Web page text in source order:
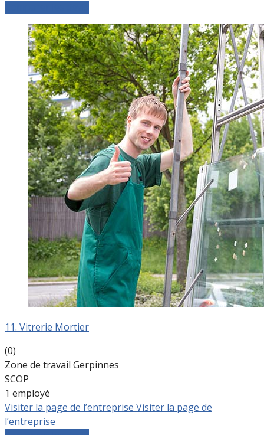
11. Vitrerie Mortier
(0)
Zone de travail Gerpinnes
SCOP
1 employé
Visiter la page de l’entreprise Visiter la page de
l’entreprise